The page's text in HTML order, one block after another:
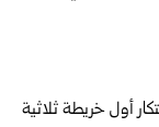
أول خريطة ثلاثية